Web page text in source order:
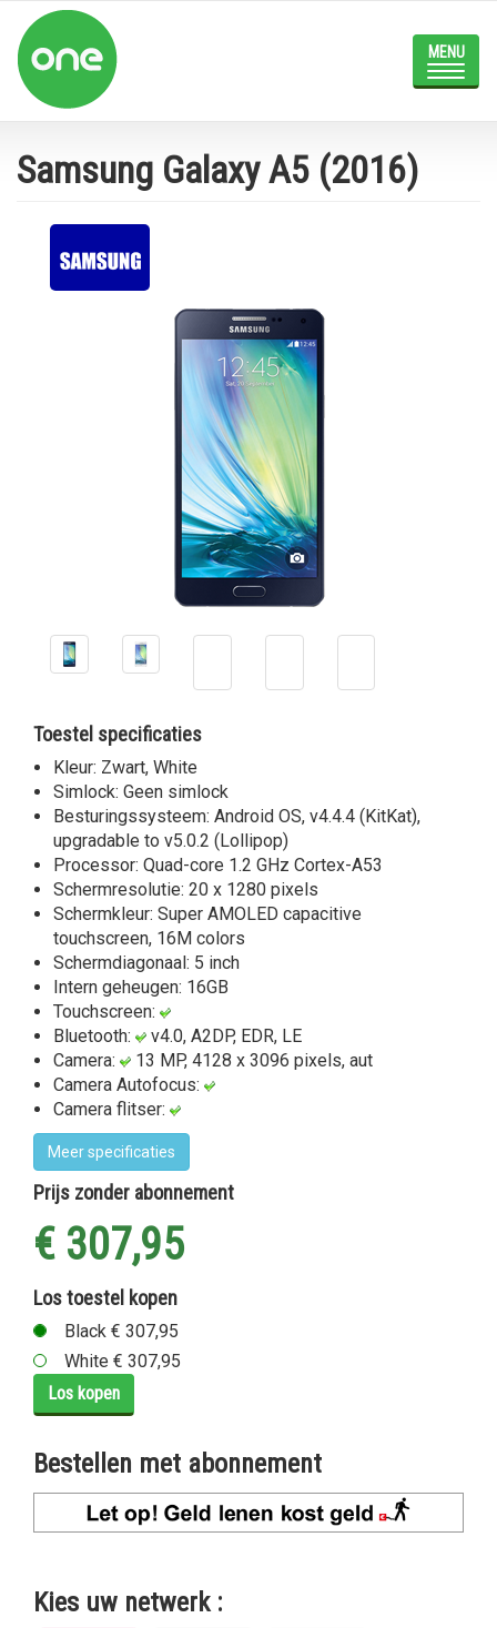
main
content
Toggle
Samsung Galaxy A5 (2016)
Toestel specificaties
Kleur: Zwart, White
Simlock: Geen simlock
Besturingssysteem: Android OS, v4.4.4 (KitKat),
upgradable to v5.0.2 (Lollipop)
Processor: Quad-core 1.2 GHz Cortex-A53
Schermresolutie: 20 x 1280 pixels
Schermkleur: Super AMOLED capacitive
touchscreen, 16M colors
Schermdiagonaal: 5 inch
Intern geheugen: 16GB
Touchscreen:
Bluetooth:
v4.0, A2DP, EDR, LE
Camera:
13 MP, 4128 x 3096 pixels, aut
Camera Autofocus:
Camera flitser:
Meer specificaties
Prijs zonder abonnement
€ 307,95
Los toestel kopen
Black € 307,95
White € 307,95
Los kopen
Bestellen met abonnement
Kies uw netwerk :